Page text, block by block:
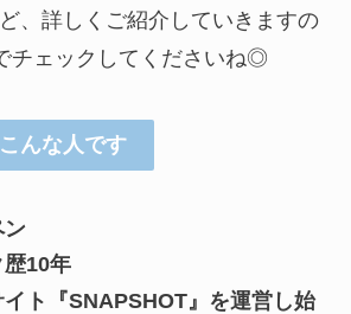
、詳しくご紹介していきますの
チェックしてくださいね◎
んな人です
10年
ト『SNAPSHOT』を運営し始